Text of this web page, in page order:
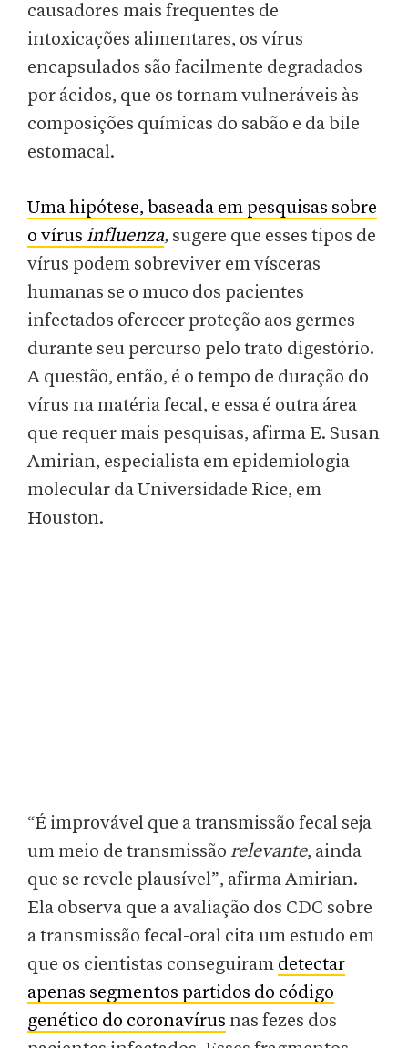
causadores mais frequentes de
intoxicações alimentares, os vírus
encapsulados são facilmente degradados
por ácidos, que os tornam vulneráveis às
composições químicas do sabão e da bile
estomacal.
Uma hipótese, baseada em pesquisas sobre
o vírus influenza, sugere que esses tipos de
vírus podem sobreviver em vísceras
humanas se o muco dos pacientes
infectados oferecer proteção aos germes
durante seu percurso pelo trato digestório.
A questão, então, é o tempo de duração do
vírus na matéria fecal, e essa é outra área
que requer mais pesquisas, afirma E. Susan
Amirian, especialista em epidemiologia
molecular da Universidade Rice, em
Houston.
“É improvável que a transmissão fecal seja
um meio de transmissão relevante, ainda
que se revele plausível”, afirma Amirian.
Ela observa que a avaliação dos CDC sobre
a transmissão fecal-oral cita um estudo em
que os cientistas conseguiram detectar
apenas segmentos partidos do código
genético do coronavírus nas fezes dos